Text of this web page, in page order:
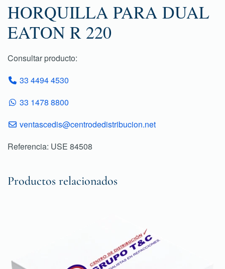
HORQUILLA PARA DUAL
EATON R 220
Consultar producto:
33 4494 4530
33 1478 8800
ventascedis@centrodedistribucion.net
Referencia: USE 84508
Productos relacionados